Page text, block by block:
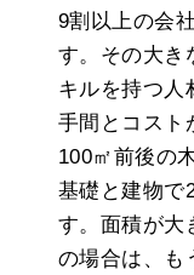
9割以上の会
す。その大き
キルを持つ人
手間とコスト
100㎡前後の
基礎と建物で
す。面積が大
の場合は、も